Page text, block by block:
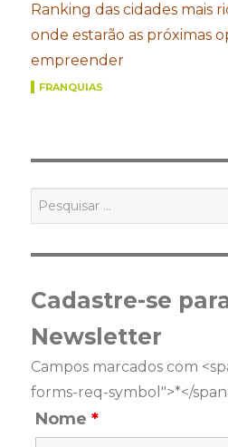
Ranking das cidades mais
onde estarão as próximas
empreender
FRANQUIAS
por:
Cadastre-se
Newsletter
Campos marcados com
forms-req-symbol">*</
Nome*